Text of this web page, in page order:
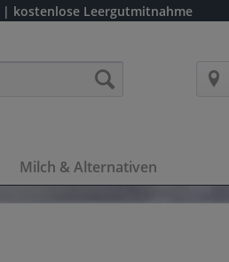
| kostenlose Leergutmitnahme
Milch & Alternativen